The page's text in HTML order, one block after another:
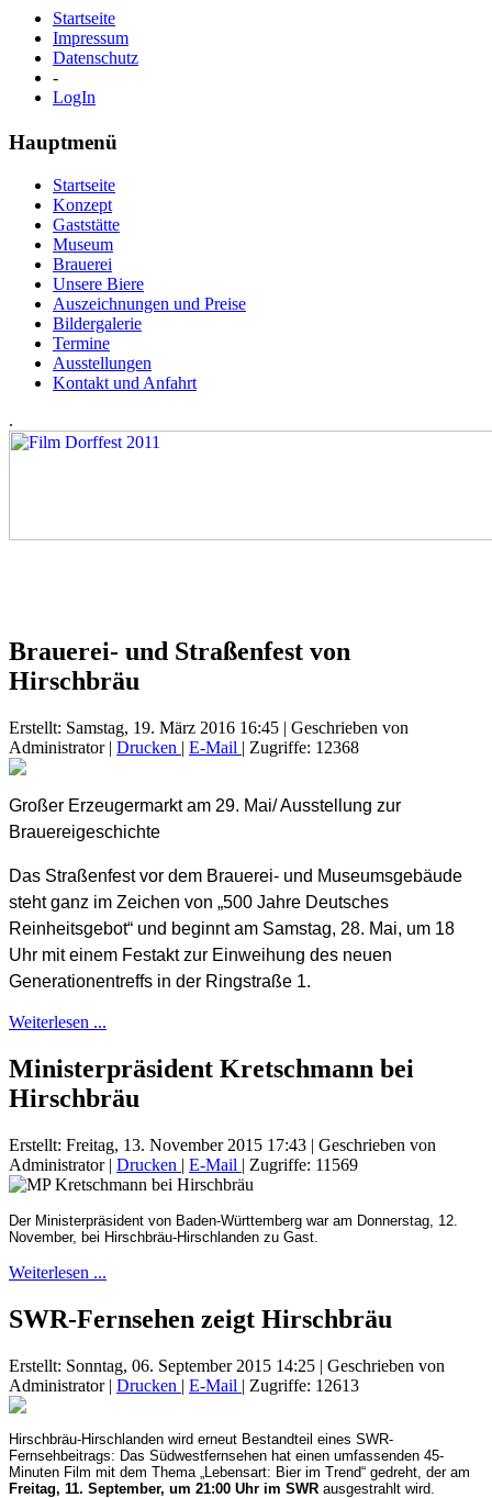
Startseite
Impressum
Datenschutz
-
LogIn
Hauptmenü
Startseite
Konzept
Gaststätte
Museum
Brauerei
Unsere Biere
Auszeichnungen und Preise
Bildergalerie
Termine
Ausstellungen
Kontakt und Anfahrt
.
Brauerei- und Straßenfest von
Hirschbräu
Erstellt: Samstag, 19. März 2016 16:45 | Geschrieben von
Administrator| Drucken | E-Mail | Zugriffe: 12368
Großer Erzeugermarkt am 29. Mai/ Ausstellung zur
Brauereigeschichte
Das Straßenfest vor dem Brauerei- und Museumsgebäude
steht ganz im Zeichen von „500 Jahre Deutsches
Reinheitsgebot“ und beginnt am Samstag, 28. Mai, um 18
Uhr mit einem Festakt zur Einweihung des neuen
Generationentreffs in der Ringstraße 1.
Weiterlesen ...
Ministerpräsident Kretschmann bei
Hirschbräu
Erstellt: Freitag, 13. November 2015 17:43 | Geschrieben von
Administrator| Drucken | E-Mail | Zugriffe: 11569
Der Ministerpräsident von Baden-Württemberg war am Donnerstag, 12.
November, bei Hirschbräu-Hirschlanden zu Gast.
Weiterlesen ...
SWR-Fernsehen zeigt Hirschbräu
Erstellt: Sonntag, 06. September 2015 14:25 | Geschrieben von
Administrator| Drucken | E-Mail | Zugriffe: 12613
Hirschbräu-Hirschlanden wird erneut Bestandteil eines SWR-
Fernsehbeitrags: Das Südwestfernsehen hat einen umfassenden 45-
Minuten Film mit dem Thema „Lebensart: Bier im Trend“ gedreht, der am
Freitag, 11. September, um 21:00 Uhr im SWR ausgestrahlt wird.